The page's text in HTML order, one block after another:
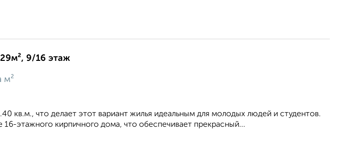
9/16 этаж
м²
кв.м., что делает этот вариант жилья идеальным для молодых людей и студентов.
16-этажного кирпичного дома, что обеспечивает прекрасный...